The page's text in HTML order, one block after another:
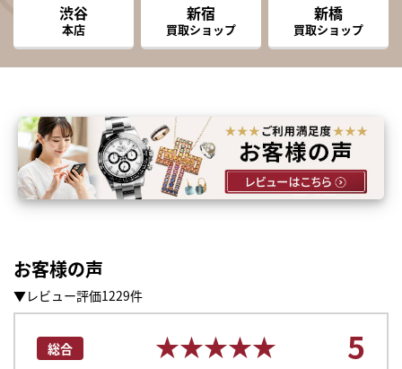
渋谷
本店
新宿
買取ショップ
新橋
買取ショップ
お客様の声
▼レビュー評価1229件
総合 ★★★★★
★★★★★ 5